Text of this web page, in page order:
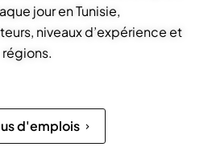
jour en Tunisie,
niveaux d’expérience et
régions.
d'emplois